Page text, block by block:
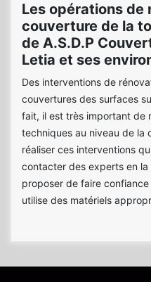
Les opérations de
couverture de la
de A.S.D.P
Letia et ses
Des interventions de
couvertures des surfaces
fait, il est très important de
techniques au niveau de la
réaliser ces interventions
contacter des experts en
proposer de faire
utilise des matériels